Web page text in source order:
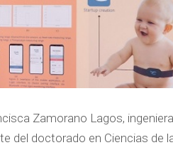
Zamorano Lagos,
del doctorado en Ciencias de